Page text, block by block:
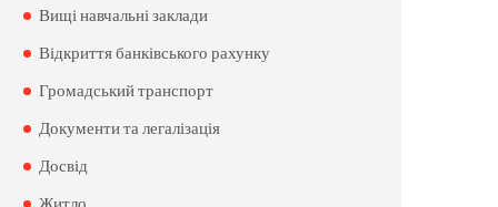
Вищі навчальні заклади
Відкриття банківського рахунку
Громадський транспорт
Документи та легалізація
Досвід